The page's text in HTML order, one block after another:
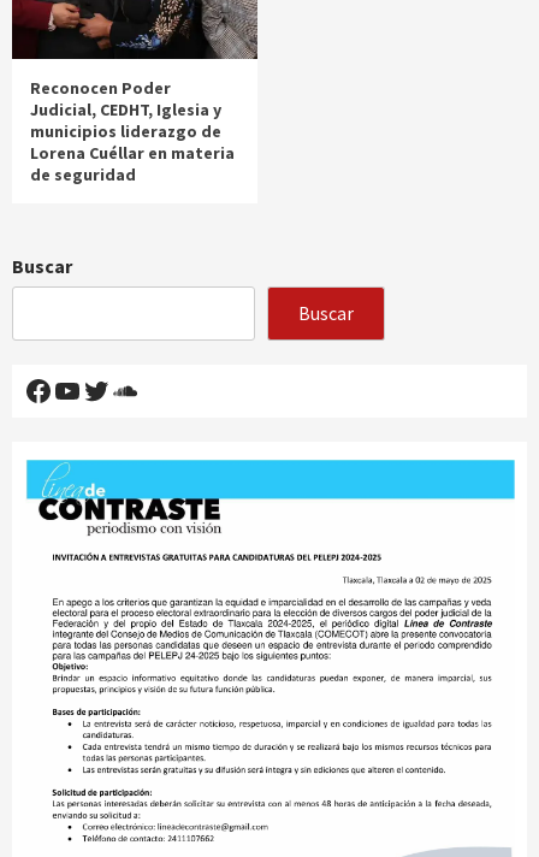
Reconocen Poder
Judicial, CEDHT, Iglesia y
municipios liderazgo de
Lorena Cuéllar en materia
de seguridad
Buscar
Buscar
Facebook
YouTube
Twitter
SoundCloud